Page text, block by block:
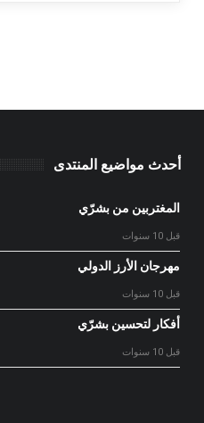
أحدث مواضيع المنتدى
المغتربين من بشرّي
قبل 10 سنوات
مهرجان الأرز الدولي
قبل 10 سنوات
أفكار لتحسين بشرّي
قبل 10 سنوات